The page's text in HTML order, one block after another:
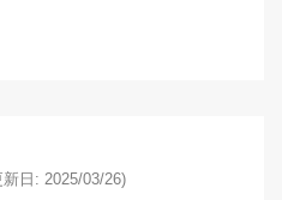
新日: 2025/03/26)